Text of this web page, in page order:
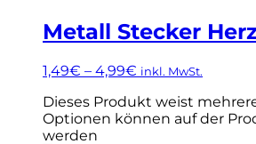
Metall Stecker
1,49€ – 4,99€ inkl. MwSt.
Dieses Produkt weist
Optionen können auf der
werden